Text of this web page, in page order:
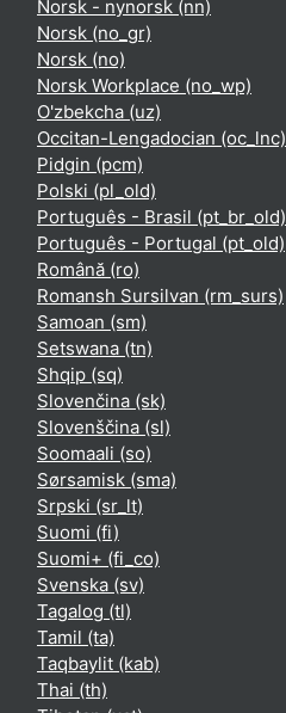
Norsk - nynorsk ‎(nn)‎
Norsk ‎(no_gr)‎
Norsk ‎(no)‎
Norsk Workplace ‎(no_wp)‎
O'zbekcha ‎(uz)‎
Occitan-Lengadocian ‎(oc_lnc)‎
Pidgin ‎(pcm)‎
Polski ‎(pl_old)‎
Português - Brasil ‎(pt_br_old)‎
Português - Portugal ‎(pt_old)‎
Română ‎(ro)‎
Romansh Sursilvan ‎(rm_surs)‎
Samoan ‎(sm)‎
Setswana ‎(tn)‎
Shqip ‎(sq)‎
Slovenčina ‎(sk)‎
Slovenščina ‎(sl)‎
Soomaali ‎(so)‎
Sørsamisk ‎(sma)‎
Srpski ‎(sr_lt)‎
Suomi ‎(fi)‎
Suomi+ ‎(fi_co)‎
Svenska ‎(sv)‎
Tagalog ‎(tl)‎
Tamil ‎(ta)‎
Taqbaylit ‎(kab)‎
Thai ‎(th)‎